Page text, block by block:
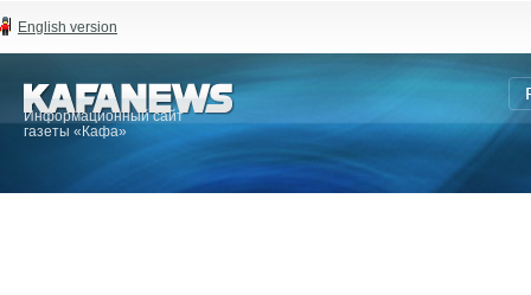
English version
Информационный сайт
газеты «Кафа»